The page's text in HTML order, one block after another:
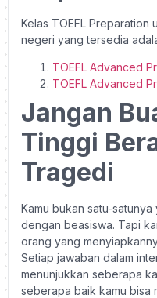
Kelas TOEFL
negeri yang tersedia
TOEFL Advanced
TOEFL Advanced
Jangan
Tinggi
Tragedi
Kamu bukan satu-
dengan beasiswa. Tapi
orang yang
Setiap jawaban dalam
menunjukkan seberapa
seberapa baik kamu bisa